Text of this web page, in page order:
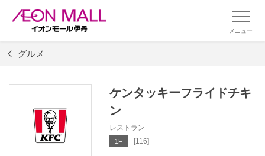
メニュー
グルメ
ケンタッキーフライドチキ
ン
レストラン
1F [116]